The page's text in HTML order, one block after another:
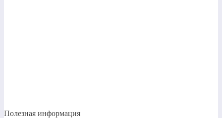
Полезная информация